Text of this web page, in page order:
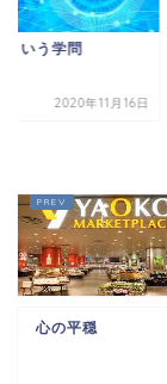
という学問
2020年11月16日
心の平穏